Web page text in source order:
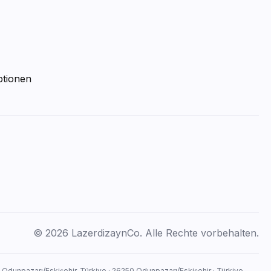
© 2026 LazerdizaynCo. Alle Rechte vorbehalten.